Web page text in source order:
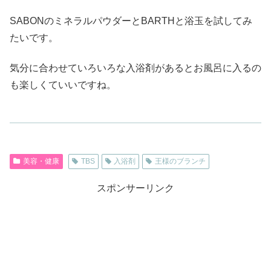
SABONのミネラルパウダーとBARTHと浴玉を試してみ
たいです。
気分に合わせていろいろな入浴剤があるとお風呂に入るの
も楽しくていいですね。
美容・健康 TBS 入浴剤 王様のブランチ
スポンサーリンク